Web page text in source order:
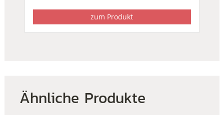
zum Produkt
Ähnliche Produkte